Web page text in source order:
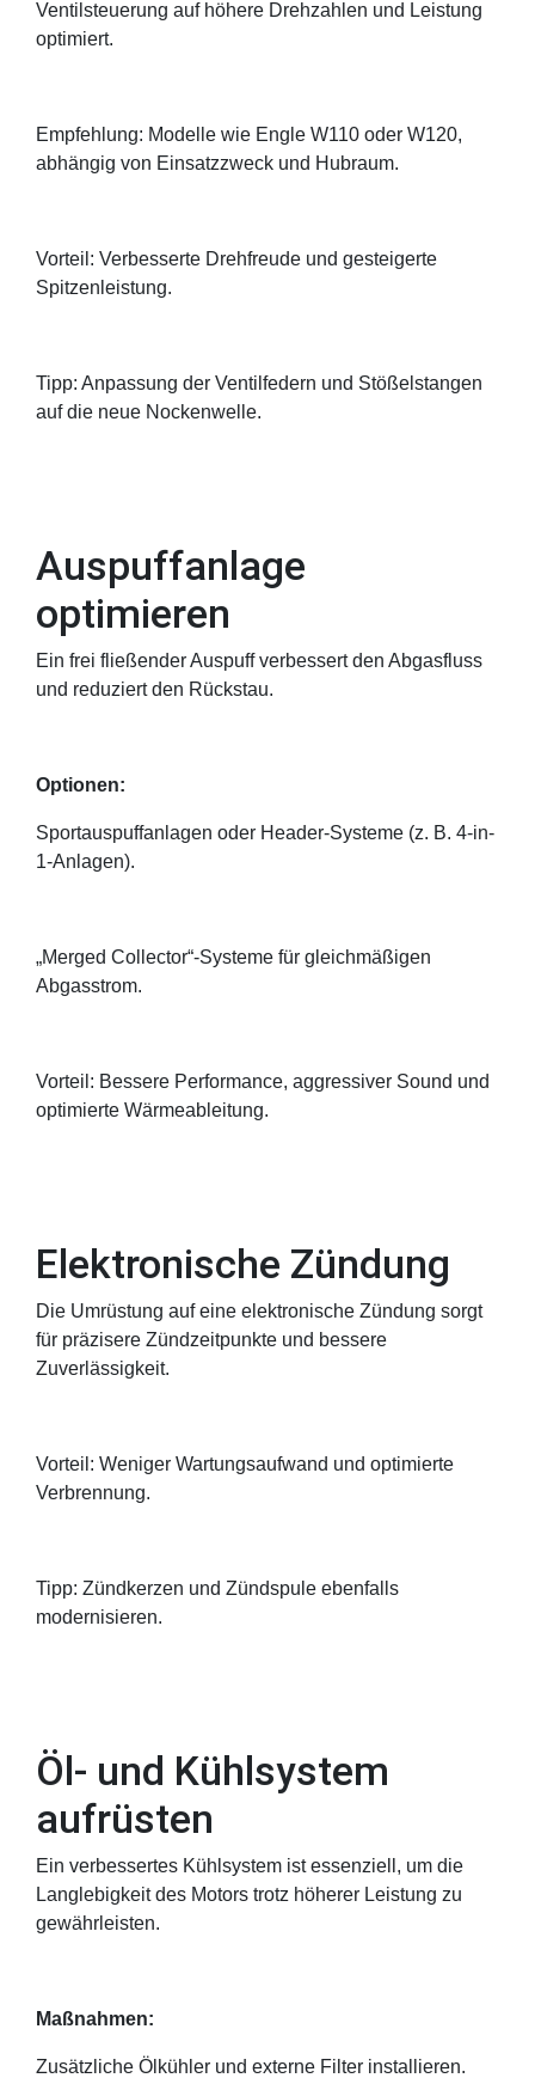
Ventilsteuerung auf höhere Drehzahlen und Leistung
optimiert.
Empfehlung: Modelle wie Engle W110 oder W120,
abhängig von Einsatzzweck und Hubraum.
Vorteil: Verbesserte Drehfreude und gesteigerte
Spitzenleistung.
Tipp: Anpassung der Ventilfedern und Stößelstangen
auf die neue Nockenwelle.
Auspuffanlage
optimieren
Ein frei fließender Auspuff verbessert den Abgasfluss
und reduziert den Rückstau.
Optionen:
Sportauspuffanlagen oder Header-Systeme (z. B. 4-in-
1-Anlagen).
„Merged Collector“-Systeme für gleichmäßigen
Abgasstrom.
Vorteil: Bessere Performance, aggressiver Sound und
optimierte Wärmeableitung.
Elektronische Zündung
Die Umrüstung auf eine elektronische Zündung sorgt
für präzisere Zündzeitpunkte und bessere
Zuverlässigkeit.
Vorteil: Weniger Wartungsaufwand und optimierte
Verbrennung.
Tipp: Zündkerzen und Zündspule ebenfalls
modernisieren.
Öl- und Kühlsystem
aufrüsten
Ein verbessertes Kühlsystem ist essenziell, um die
Langlebigkeit des Motors trotz höherer Leistung zu
gewährleisten.
Maßnahmen:
Zusätzliche Ölkühler und externe Filter installieren.